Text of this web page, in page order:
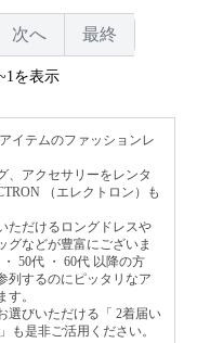
次へ 最終
を表示
イテムのファッションレ
、アクセサリーをレンタ
（エレクトロン）も
ただけるロングドレスや
グなどが豊富にございま
・ 50代 ・ 60代 以降の方
列するのにピッタリなア
。
選びいただける「 2着届い
」も是非ご活用ください。